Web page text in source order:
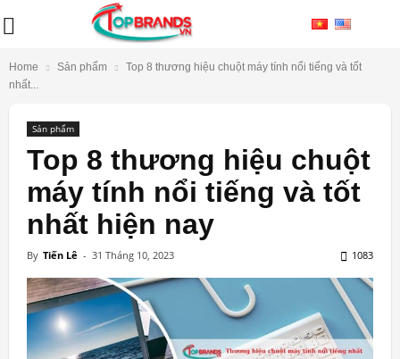
Home Sản phẩm
Top 8 thương hiệu chuột máy tính nổi tiếng và tốt
nhất...
Sản phẩm
Top 8 thương hiệu chuột
máy tính nổi tiếng và tốt
nhất hiện nay
By Tiến Lê - 31 Tháng 10, 2023 1083